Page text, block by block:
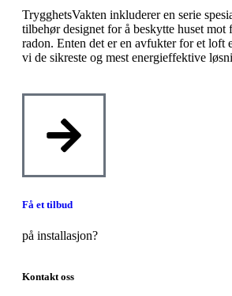
TrygghetsVakten inkluderer en serie
tilbehør designet for å beskytte huset
radon. Enten det er en avfukter for et loft
vi de sikreste og mest energieffektive
Få et tilbud
på installasjon?
Kontakt oss